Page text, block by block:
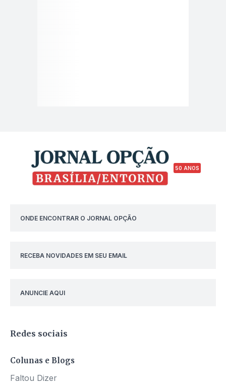
50 ANOS
ONDE ENCONTRAR O JORNAL OPÇÃO
RECEBA NOVIDADES EM SEU EMAIL
ANUNCIE AQUI
Redes sociais
Colunas e Blogs
Faltou Dizer